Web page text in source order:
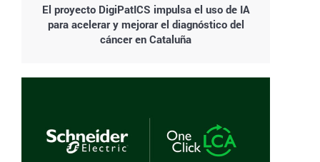
El proyecto DigiPatICS impulsa el uso de IA
para acelerar y mejorar el diagnóstico del
cáncer en Cataluña